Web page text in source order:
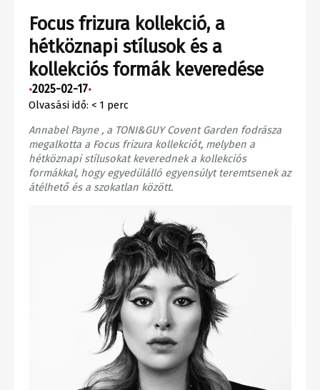
Focus frizura kollekció, a
hétköznapi stílusok és a
kollekciós formák keveredése
•2025-02-17•
Olvasási idő: < 1 perc
Annabel Payne , a TONI&GUY Covent Garden fodrásza
megalkotta a Focus frizura kollekciót, melyben a
hétköznapi stílusokat keverednek a kollekciós
formákkal, hogy egyedülálló egyensúlyt teremtsenek az
átélhető és a szokatlan között.